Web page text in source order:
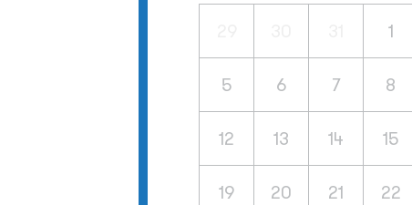
1
5 6 7 8
12 13 14 15
19 20 21 22